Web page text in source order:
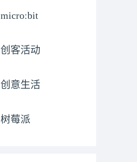
micro:bit
创客活动
创意生活
树莓派